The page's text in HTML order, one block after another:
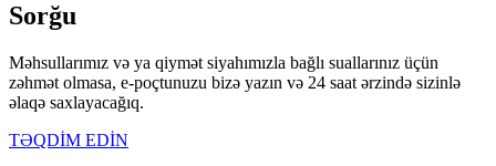
Sorğu
Məhsullarımız və ya qiymət siyahımızla bağlı suallarınız üçün
zəhmət olmasa, e-poçtunuzu bizə yazın və 24 saat ərzində sizinlə
əlaqə saxlayacağıq.
TƏQDİM EDİN